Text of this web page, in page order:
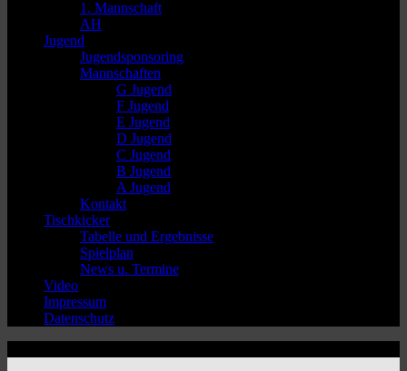
1. Mannschaft
AH
Jugend
Jugendsponsoring
Mannschaften
G Jugend
F Jugend
E Jugend
D Jugend
C Jugend
B Jugend
A Jugend
Kontakt
Tischkicker
Tabelle und Ergebnisse
Spielplan
News u. Termine
Video
Impressum
Datenschutz